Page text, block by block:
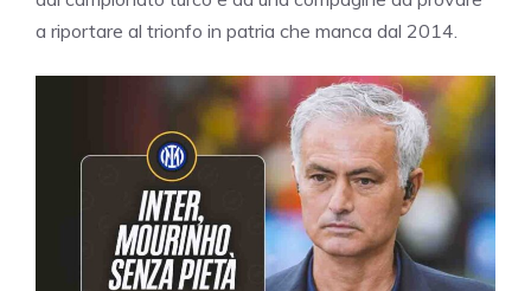
a riportare al trionfo in patria che manca dal 2014.